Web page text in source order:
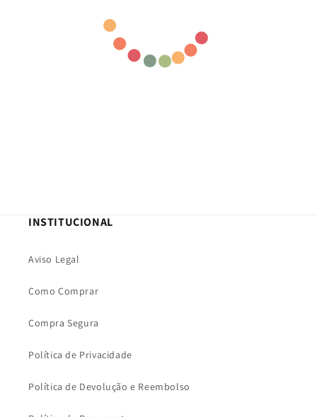
INSTITUCIONAL
Aviso Legal
Como Comprar
Compra Segura
Política de Privacidade
Política de Devolução e Reembolso